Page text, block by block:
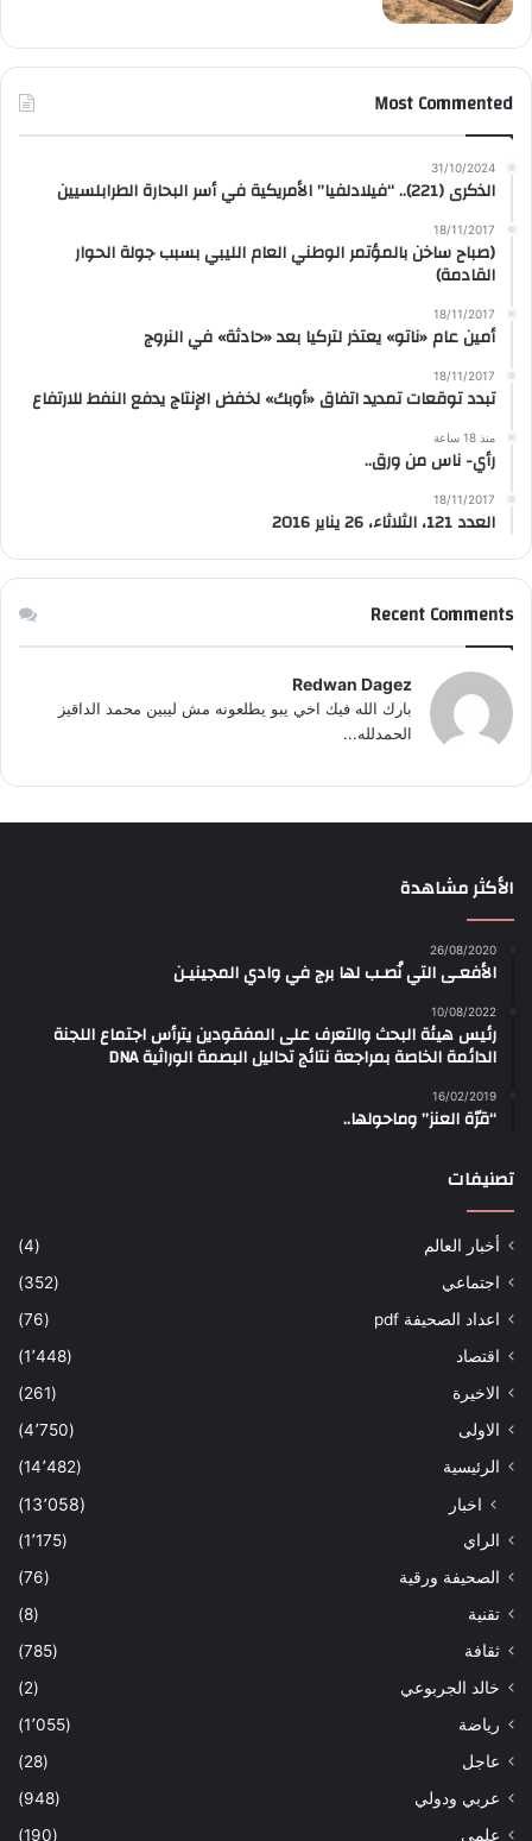
Most Commented
31/10/2024
الذكرى (221).. “فيلادلفيا” الأمريكية في أسر البحارة الطرابلسيين
18/11/2017
(صباح ساخن بالمؤتمر الوطني العام الليبي بسبب جولة الحوار
القادمة)
18/11/2017
أمين عام «ناتو» يعتذر لتركيا بعد «حادثة» في النروج
18/11/2017
تبدد توقعات تمديد اتفاق «أوبك» لخفض الإنتاج يدفع النفط للارتفاع
منذ 18 ساعة
رأي- ناس من ورق..
18/11/2017
العدد 121، الثلاثاء، 26 يناير 2016
Recent Comments
Redwan Dagez
بارك الله فيك اخي يبو يطلعونه مش ليبين محمد الداقيز
الحمدلله...
الأكثر مشاهدة
26/08/2020
الأفعـى التي نُصـب لها برج في وادي المجينيـن
10/08/2022
رئيس هيئة البحث والتعرف على المفقودين يترأس اجتماع اللجنة
الدائمة الخاصة بمراجعة نتائج تحاليل البصمة الوراثية DNA
16/02/2019
“قرّة العنز” وماحولها..
تصنيفات
أخبار العالم
(4)
اجتماعي
(352)
اعداد الصحيفة pdf
(76)
اقتصاد
(1٬448)
الاخيرة
(261)
الاولى
(4٬750)
الرئيسية
(14٬482)
اخبار (13٬058)
الراي
(1٬175)
الصحيفة ورقية
(76)
تقنية
(8)
ثقافة
(785)
خالد الجربوعي
(2)
رياضة
(1٬055)
عاجل
(28)
عربي ودولي
(948)
علمي
(190)